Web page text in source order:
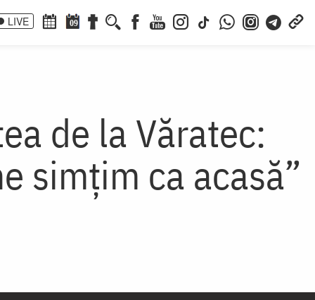
LIVE 09
de la Văratec:
simțim ca acasă”